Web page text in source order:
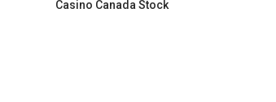
Casino Canada Stock